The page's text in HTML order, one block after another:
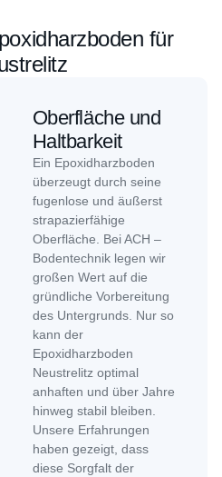
für
Oberfläche und
Haltbarkeit
Ein Epoxidharzboden
überzeugt durch seine
fugenlose und äußerst
strapazierfähige
Oberfläche. Bei ACH –
Bodentechnik legen wir
großen Wert auf die
gründliche Vorbereitung
des Untergrunds. Nur so
kann der
Epoxidharzboden
Neustrelitz optimal
anhaften und über Jahre
hinweg stabil bleiben.
Unsere Erfahrungen
haben gezeigt, dass
diese Sorgfalt der